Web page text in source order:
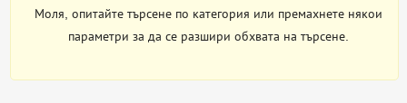
Моля, опитайте търсене по категория или премахнете някои
параметри за да се разшири обхвата на търсене.